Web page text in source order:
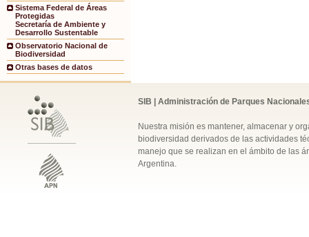
Sistema Federal de Áreas
Protegidas
Secretaría de Ambiente y
Desarrollo Sustentable
Observatorio Nacional de
Biodiversidad
Otras bases de datos
SIB | Administración de Parques
Nuestra misión es mantener, almacenar y
biodiversidad derivados de las actividades
manejo que se realizan en el ámbito de las
Argentina.